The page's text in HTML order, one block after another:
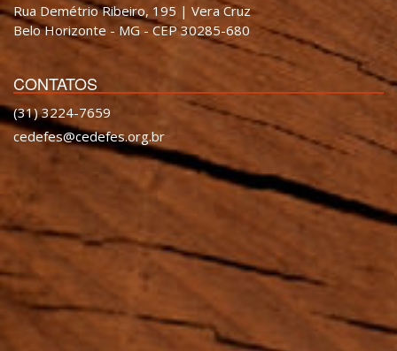
Rua Demétrio Ribeiro, 195 | Vera Cruz
Belo Horizonte - MG - CEP 30285-680
CONTATOS
(31) 3224-7659
cedefes@cedefes.org.br